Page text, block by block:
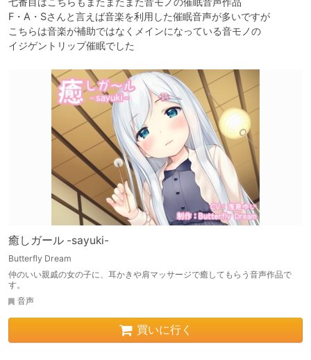
F・A・Sさんと言えば音楽を利用した催眠音声が多いですが
こちらは音楽が補助ではなくメインになっている音モノの
イジゲントリップ催眠でした
癒しガール -sayuki-
Butterfly Dream
仲のいい親戚の女の子に、耳かきや肩マッサージで癒してもらう音声作品で
す。
音声
買いに行く